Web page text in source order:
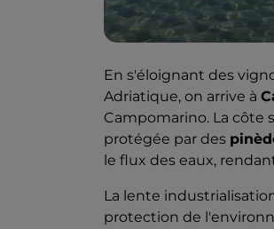
En s'éloignant des
Adriatique, on arrive à
Campomarino. La côte
protégée par des
le flux des eaux,
La lente
protection de